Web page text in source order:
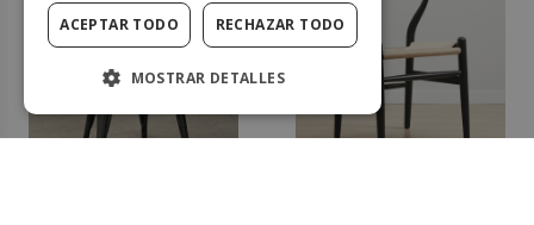
POLISH
ACEPTAR TODO RECHAZAR TODO
MOSTRAR DETALLES
COOKIES ESTRICTAMENTE
NECESARIAS